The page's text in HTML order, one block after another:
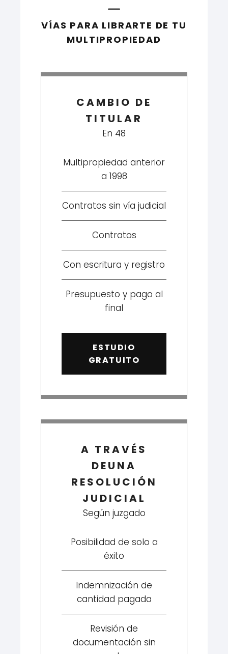
VÍAS PARA LIBRARTE DE TU
MULTIPROPIEDAD
CAMBIO DE
TITULAR
En 48
Multipropiedad anterior
a 1998
Contratos sin vía judicial
Contratos
Con escritura y registro
Presupuesto y pago al
final
ESTUDIO
GRATUITO
A TRAVÉS
DEUNA
RESOLUCIÓN
JUDICIAL
Según juzgado
Posibilidad de solo a
éxito
Indemnización de
cantidad pagada
Revisión de
documentación sin